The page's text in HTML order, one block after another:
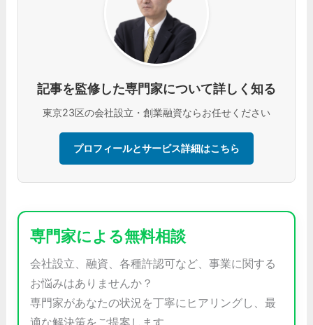
記事を監修した専門家について詳しく知る
東京23区の会社設立・創業融資ならお任せください
プロフィールとサービス詳細はこちら
専門家による無料相談
会社設立、融資、各種許認可など、事業に関する
お悩みはありませんか？
専門家があなたの状況を丁寧にヒアリングし、最
適な解決策をご提案します。